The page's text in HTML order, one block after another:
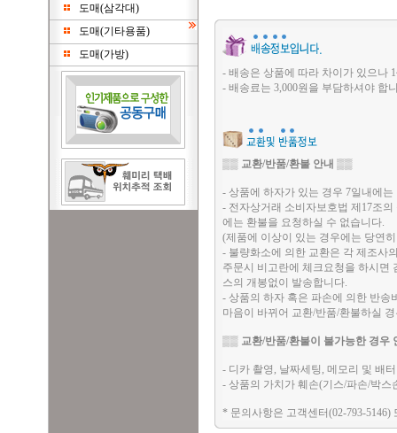
도매(삼각대)
도매(기타용품)
도매(가방)
- 배송은 상품에 따라 차이가 있으나
- 배송료는 3,000원을 부담하셔야 합
▒▒ 교환/반품/환불 안내 ▒▒
- 상품에 하자가 있는 경우 7일내에
- 전자상거래 소비자보호법 제17조
에는 환불을 요청하실 수 없습니다.
(제품에 이상이 있는 경우에는 당연
- 불량화소에 의한 교환은 각 제조사
주문시 비고란에 체크요청을 하시면
스의 개봉없이 발송합니다.
- 상품의 하자 혹은 파손에 의한 반송
마음이 바뀌어 교환/반품/환불하실
▒▒ 교환/반품/환불이 불가능한 경우
- 디카 촬영, 날짜세팅, 메모리 및 배
- 상품의 가치가 훼손(기스/파손/박
* 문의사항은 고객센터(02-793-5146)